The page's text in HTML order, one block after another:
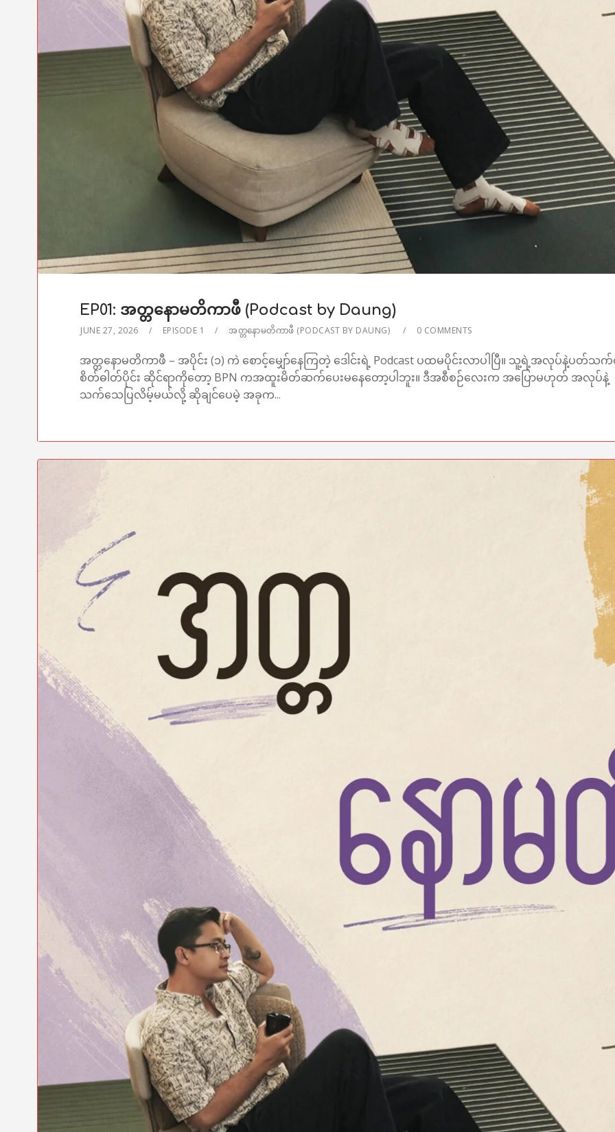
EP01: အတ္တနောမတိကာဖီ (Podcast by Daung)
JUNE 27, 2026 EPISODE 1 အတ္တနောမတိကာဖီ (PODCAST BY DAUNG) 0 COMMENTS
အတ္တနောမတိကာဖီ – အပိုင်း (၁) ကဲ စောင့်မျှော်နေကြတဲ့ ဒေါင်းရဲ့ Podcast ပထမပိုင်းလာပါပြီ။ သူ့ရဲ့အလုပ်နဲ့ပတ်သ
စိတ်ဓါတ်ပိုင်း ဆိုင်ရာကိုတော့ BPN ကအထူးမိတ်ဆက်ပေးမနေတော့ပါဘူး။ ဒီအစီစဉ်လေးက အပြောမဟုတ် အလုပ်နဲ့
သက်သေပြလိမ့်မယ်လို့ ဆိုချင်ပေမဲ့ အခုက...